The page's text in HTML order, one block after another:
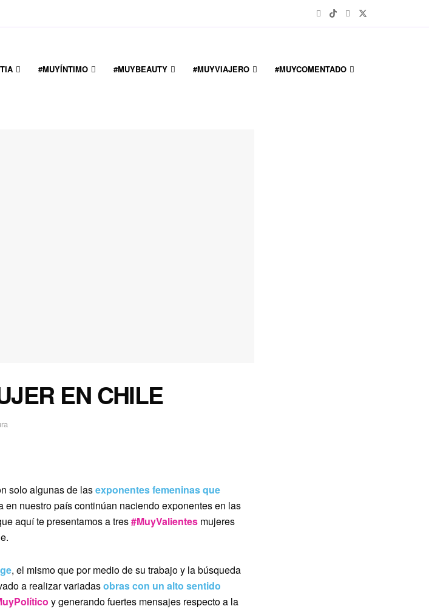
#MUYÍNTIMO #MUYBEAUTY #MUYVIAJERO #MUYCOMENTADO
EN CHILE
solo algunas de lasexponentes femeninas que
en nuestro país continúan naciendo exponentes en las
aquí te presentamos a tres#MuyValientes mujeres
, el mismo que por medio de su trabajo y la búsqueda
a realizar variadasobras con un alto sentido
y generando fuertes mensajes respecto a la